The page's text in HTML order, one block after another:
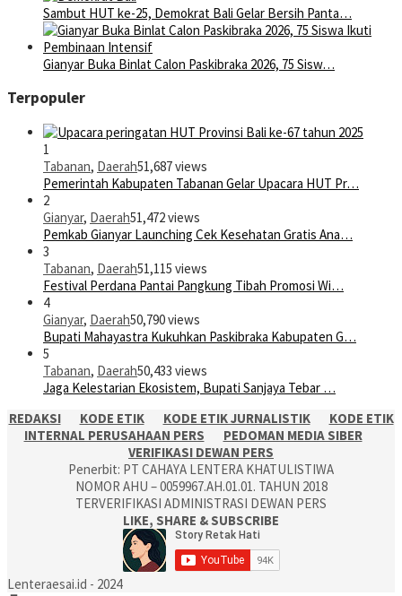
Sambut HUT ke-25, Demokrat Bali Gelar Bersih Panta…
Gianyar Buka Binlat Calon Paskibraka 2026, 75 Sisw…
Terpopuler
1
Tabanan, Daerah51,687 views
Pemerintah Kabupaten Tabanan Gelar Upacara HUT Pr…
2
Gianyar, Daerah51,472 views
Pemkab Gianyar Launching Cek Kesehatan Gratis Ana…
3
Tabanan, Daerah51,115 views
Festival Perdana Pantai Pangkung Tibah Promosi Wi…
4
Gianyar, Daerah50,790 views
Bupati Mahayastra Kukuhkan Paskibraka Kabupaten G…
5
Tabanan, Daerah50,433 views
Jaga Kelestarian Ekosistem, Bupati Sanjaya Tebar …
REDAKSI
KODE ETIK KODE ETIK JURNALISTIK
KODE ETIK
INTERNAL PERUSAHAAN PERS
PEDOMAN MEDIA SIBER
VERIFIKASI DEWAN PERS
Penerbit: PT CAHAYA LENTERA KHATULISTIWA
NOMOR AHU – 0059967.AH.01.01. TAHUN 2018
TERVERIFIKASI ADMINISTRASI DEWAN PERS
LIKE, SHARE & SUBSCRIBE
Lenteraesai.id - 2024